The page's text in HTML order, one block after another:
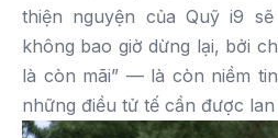
thiện nguyện của Quỹ i9
không bao giờ dừng lại, bởi
là còn mãi” — là còn niềm
những điều tử tế cần được